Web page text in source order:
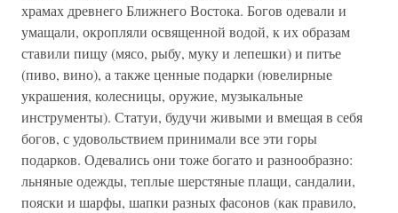
храмах древнего Ближнего Востока. Богов одевали и
умащали, окропляли освященной водой, к их образам
ставили пищу (мясо, рыбу, муку и лепешки) и питье
(пиво, вино), а также ценные подарки (ювелирные
украшения, колесницы, оружие, музыкальные
инструменты). Статуи, будучи живыми и вмещая в себя
богов, с удовольствием принимали все эти горы
подарков. Одевались они тоже богато и разнообразно:
льняные одежды, теплые шерстяные плащи, сандалии,
пояски и шарфы, шапки разных фасонов (как правило,